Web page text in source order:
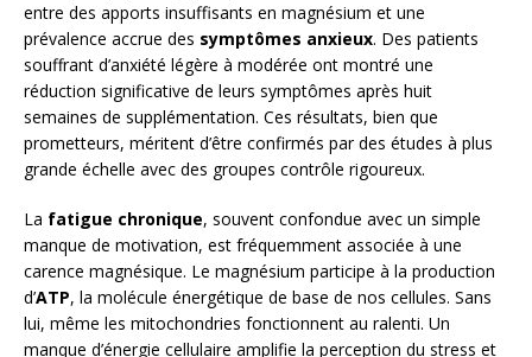
entre des apports insuffisants en magnésium et une
prévalence accrue des symptômes anxieux. Des patients
souffrant d’anxiété légère à modérée ont montré une
réduction significative de leurs symptômes après huit
semaines de supplémentation. Ces résultats, bien que
prometteurs, méritent d’être confirmés par des études à plus
grande échelle avec des groupes contrôle rigoureux.
La fatigue chronique, souvent confondue avec un simple
manque de motivation, est fréquemment associée à une
carence magnésique. Le magnésium participe à la production
d’ATP, la molécule énergétique de base de nos cellules. Sans
lui, même les mitochondries fonctionnent au ralenti. Un
manque d’énergie cellulaire amplifie la perception du stress et